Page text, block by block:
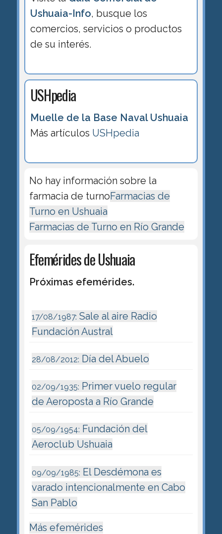
Ushuaia-Info, busque los
comercios, servicios o productos
de su interés.
USHpedia
Muelle de la Base Naval Ushuaia
Más artículos USHpedia
No hay información sobre la
farmacia de turnoFarmacias de
Turno en Ushuaia
Farmacias de Turno en Río Grande
Efemérides de Ushuaia
Próximas efemérides.
17/08/1987: Sale al aire Radio
Fundación Austral
28/08/2012: Día del Abuelo
02/09/1935: Primer vuelo regular
de Aeroposta a Río Grande
05/09/1954: Fundación del
Aeroclub Ushuaia
09/09/1985: El Desdémona es
varado intencionalmente en Cabo
San Pablo
Más efemérides